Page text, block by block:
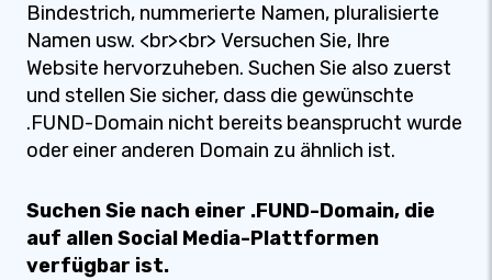
Bindestrich, nummerierte Namen, pluralisierte
Namen usw. <br><br> Versuchen Sie, Ihre
Website hervorzuheben. Suchen Sie also zuerst
und stellen Sie sicher, dass die gewünschte
.FUND-Domain nicht bereits beansprucht wurde
oder einer anderen Domain zu ähnlich ist.
Suchen Sie nach einer .FUND-Domain, die
auf allen Social Media-Plattformen
verfügbar ist.